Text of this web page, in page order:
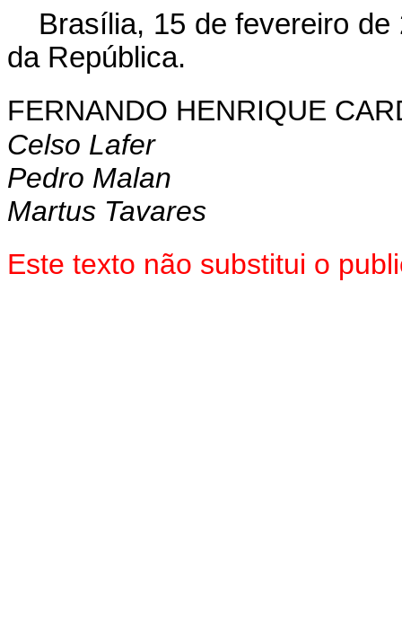
Brasília, 15 de fevereiro de
da República.
FERNANDO HENRIQUE
Celso Lafer
Pedro Malan
Martus Tavares
Este texto não substitui o